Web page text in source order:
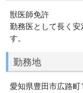
獣医師免許
勤務医として長く
す。
勤務地
愛知県豊田市広路